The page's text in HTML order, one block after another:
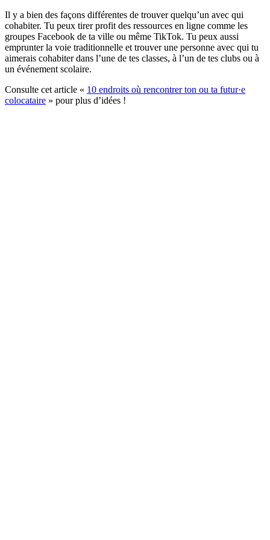
Il y a bien des façons différentes de trouver quelqu’un avec qui
cohabiter. Tu peux tirer profit des ressources en ligne comme les
groupes Facebook de ta ville ou même TikTok. Tu peux aussi
emprunter la voie traditionnelle et trouver une personne avec qui tu
aimerais cohabiter dans l’une de tes classes, à l’un de tes clubs ou à
un événement scolaire.
Consulte cet article « 10 endroits où rencontrer ton ou ta futur·e
colocataire » pour plus d’idées !